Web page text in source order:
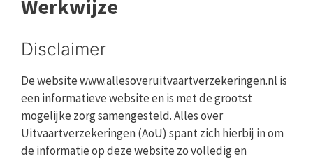
Werkwijze
Disclaimer
De website www.allesoveruitvaartverzekeringen.nl is
een informatieve website en is met de grootst
mogelijke zorg samengesteld. Alles over
Uitvaartverzekeringen (AoU) spant zich hierbij in om
de informatie op deze website zo volledig en